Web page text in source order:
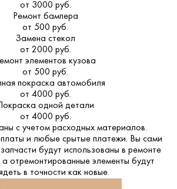
от 3000 руб.
Ремонт бампера
от 500 руб.
Замена стекол
от 2000 руб.
элементов кузова
от 500 руб.
покраска автомобиля
от 4000 руб.
одной детали
от 4000 руб.
с учетом расходных материалов.
и любые срытые платежи. Вы сами
будут использованы в ремонте
отремонтированные элементы будут
в точности как новые.